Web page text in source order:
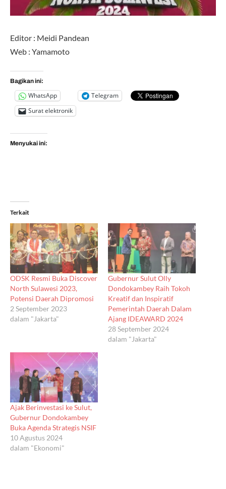
Editor : Meidi Pandean
Web : Yamamoto
Bagikan ini:
WhatsApp
Telegram
Surat elektronik
Menyukai ini:
Terkait
ODSK Resmi Buka Discover
North Sulawesi 2023,
Potensi Daerah Dipromosi
2 September 2023
dalam "Jakarta"
Gubernur Sulut Olly
Dondokambey Raih Tokoh
Kreatif dan Inspiratif
Pemerintah Daerah Dalam
Ajang IDEAWARD 2024
28 September 2024
dalam "Jakarta"
Ajak Berinvestasi ke Sulut,
Gubernur Dondokambey
Buka Agenda Strategis NSIF
10 Agustus 2024
dalam "Ekonomi"